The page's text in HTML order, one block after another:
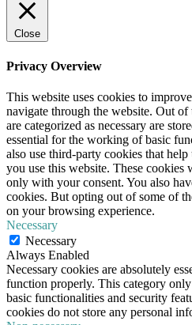
Close
Privacy Overview
This website uses cookies to
navigate through the website. Out of
are categorized as necessary are
essential for the working of basic
also use third-party cookies that
you use this website. These
only with your consent. You also
cookies. But opting out of some of
on your browsing experience.
Necessary
Necessary
Always Enabled
Necessary cookies are absolutely
function properly. This category
basic functionalities and security
cookies do not store any personal